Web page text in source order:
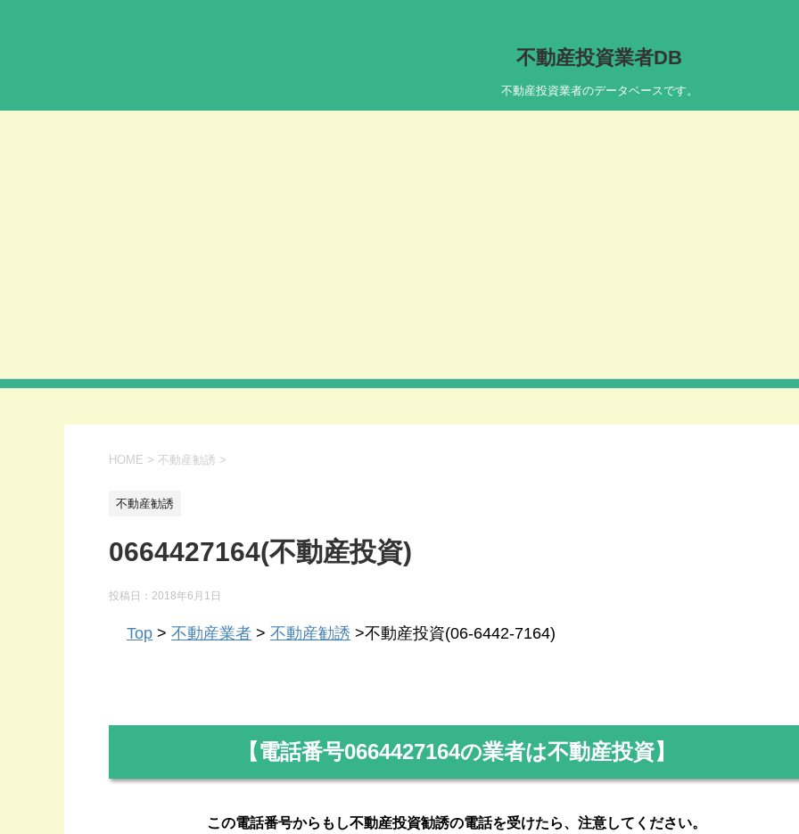
不動産投資業者DB
不動産投資業者のデータベースです。
HOME > 不動産勧誘 >
不動産勧誘
0664427164(不動産投資)
投稿日： 2018年6月1日
Top > 不動産業者 > 不動産勧誘 >不動産投資(06-6442-7164)
【電話番号0664427164の業者は不動産投資】
この電話番号からもし不動産投資勧誘の電話を受けたら、注意してください。